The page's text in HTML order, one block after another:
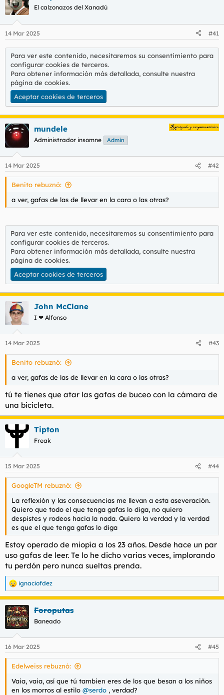
El calzonazos del Xanadú
14 Mar 2025 #41
Para ver este contenido, necesitaremos su consentimiento para
configurar cookies de terceros.
Para obtener información más detallada, consulte nuestra
página de cookies.
Aceptar cookies de terceros
mundele
Administrador insomne Admin
14 Mar 2025 #42
Benito rebuznó:
a ver, gafas de las de llevar en la cara o las otras?
Para ver este contenido, necesitaremos su consentimiento para
configurar cookies de terceros.
Para obtener información más detallada, consulte nuestra
página de cookies.
Aceptar cookies de terceros
John McClane
I ❤ Alfonso
14 Mar 2025 #43
Benito rebuznó:
a ver, gafas de las de llevar en la cara o las otras?
tú te tienes que atar las gafas de buceo con la cámara de
una bicicleta.
Tipton
Freak
15 Mar 2025 #44
GoogleTM rebuznó:
La reflexión y las consecuencias me llevan a esta aseveración.
Quiero que todo el que tenga gafas lo diga, no quiero
despistes y rodeos hacia la nada. Quiero la verdad y la verdad
es que el que tenga gafas lo diga
Estoy operado de miopía a los 23 años. Desde hace un par
uso gafas de leer. Te lo he dicho varias veces, implorando
tu perdón pero nunca sueltas prenda.
R
e
a
c
c
i
e
s
ignaciofdez
Foroputas
Baneado
16 Mar 2025 #45
Edelweiss rebuznó:
Vaia, vaia, así que tú tambien eres de los que besan a los niños
en los morros al estilo @serdo , verdad?